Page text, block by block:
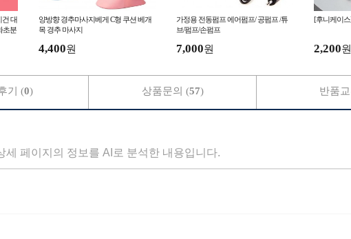
건 대
초분
양방향 경추마사지베게 C형 쿠션 베개
목 경추 마사지
4,400원
가정용 전동펌프 에어펌프/ 공펌프 /튜
브/펌프/손펌프
7,000원
[후니케이
2,200원
세 페이지의 정보를 AI로 분석한 내용입니다.
기 (0) 상품문의 (57) 반품